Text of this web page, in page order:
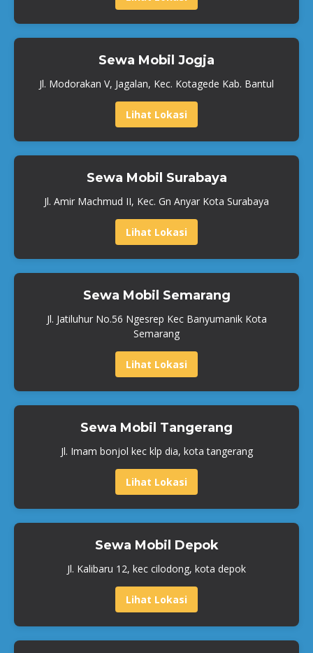
Sewa Mobil Jogja
Jl. Modorakan V, Jagalan, Kec. Kotagede Kab. Bantul
Lihat Lokasi
Sewa Mobil Surabaya
Jl. Amir Machmud II, Kec. Gn Anyar Kota Surabaya
Lihat Lokasi
Sewa Mobil Semarang
Jl. Jatiluhur No.56 Ngesrep Kec Banyumanik Kota
Semarang
Lihat Lokasi
Sewa Mobil Tangerang
Jl. Imam bonjol kec klp dia, kota tangerang
Lihat Lokasi
Sewa Mobil Depok
Jl. Kalibaru 12, kec cilodong, kota depok
Lihat Lokasi